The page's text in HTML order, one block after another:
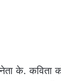
के. कविता